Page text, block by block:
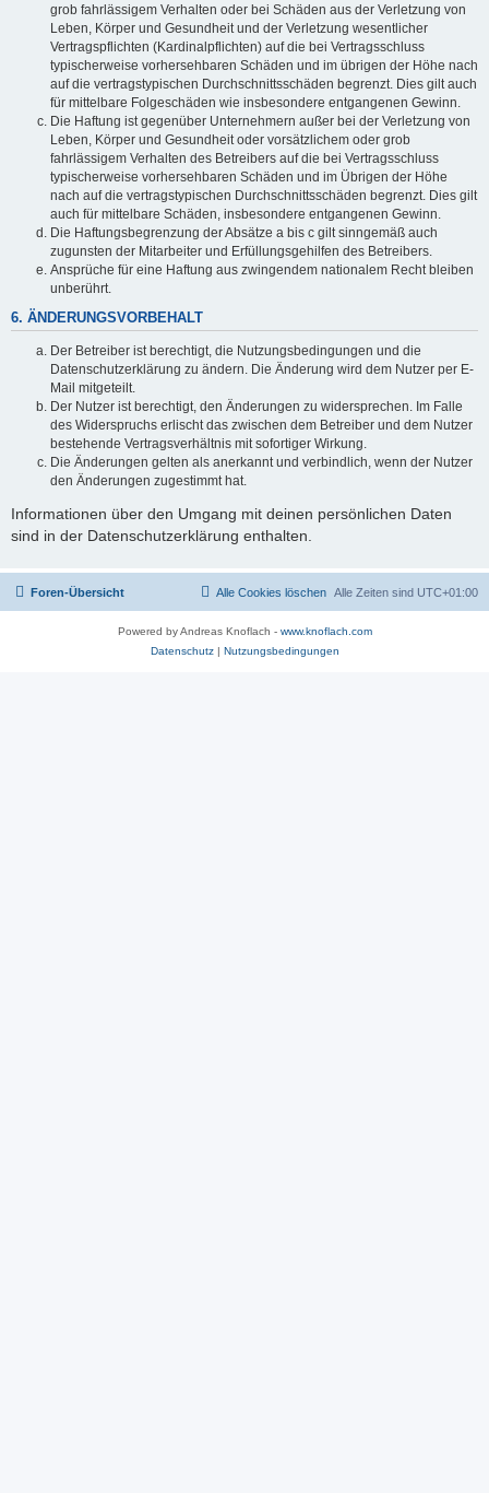
grob fahrlässigem Verhalten oder bei Schäden aus der Verletzung von
Leben, Körper und Gesundheit und der Verletzung wesentlicher
Vertragspflichten (Kardinalpflichten) auf die bei Vertragsschluss
typischerweise vorhersehbaren Schäden und im übrigen der Höhe nach
auf die vertragstypischen Durchschnittsschäden begrenzt. Dies gilt auch
für mittelbare Folgeschäden wie insbesondere entgangenen Gewinn.
Die Haftung ist gegenüber Unternehmern außer bei der Verletzung von
Leben, Körper und Gesundheit oder vorsätzlichem oder grob
fahrlässigem Verhalten des Betreibers auf die bei Vertragsschluss
typischerweise vorhersehbaren Schäden und im Übrigen der Höhe
nach auf die vertragstypischen Durchschnittsschäden begrenzt. Dies gilt
auch für mittelbare Schäden, insbesondere entgangenen Gewinn.
Die Haftungsbegrenzung der Absätze a bis c gilt sinngemäß auch
zugunsten der Mitarbeiter und Erfüllungsgehilfen des Betreibers.
Ansprüche für eine Haftung aus zwingendem nationalem Recht bleiben
unberührt.
6. ÄNDERUNGSVORBEHALT
Der Betreiber ist berechtigt, die Nutzungsbedingungen und die
Datenschutzerklärung zu ändern. Die Änderung wird dem Nutzer per E-
Mail mitgeteilt.
Der Nutzer ist berechtigt, den Änderungen zu widersprechen. Im Falle
des Widerspruchs erlischt das zwischen dem Betreiber und dem Nutzer
bestehende Vertragsverhältnis mit sofortiger Wirkung.
Die Änderungen gelten als anerkannt und verbindlich, wenn der Nutzer
den Änderungen zugestimmt hat.
Informationen über den Umgang mit deinen persönlichen Daten
sind in der Datenschutzerklärung enthalten.
Foren-Übersicht Alle Zeiten sind UTC+01:00
Alle Cookies löschen
Powered by Andreas Knoflach - www.knoflach.com
Datenschutz| Nutzungsbedingungen